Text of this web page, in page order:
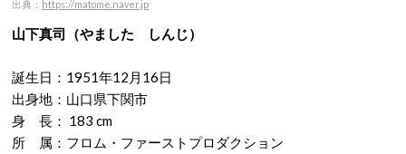
出典： https://matome.naver.jp
山下真司（やました しんじ）
誕生日：1951年12月16日
出身地：山口県下関市
身 長： 183 cm
所 属：フロム・ファーストプロダクション